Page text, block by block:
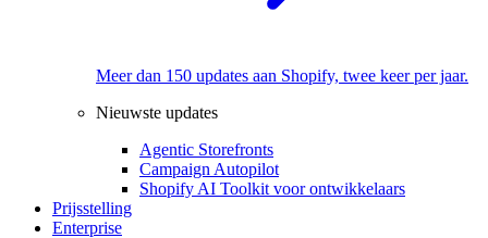
Meer dan 150 updates aan Shopify, twee keer per jaar.
Nieuwste updates
Agentic Storefronts
Campaign Autopilot
Shopify AI Toolkit voor ontwikkelaars
Prijsstelling
Enterprise